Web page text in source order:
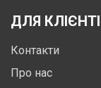
ДЛЯ
Контакти
Про нас